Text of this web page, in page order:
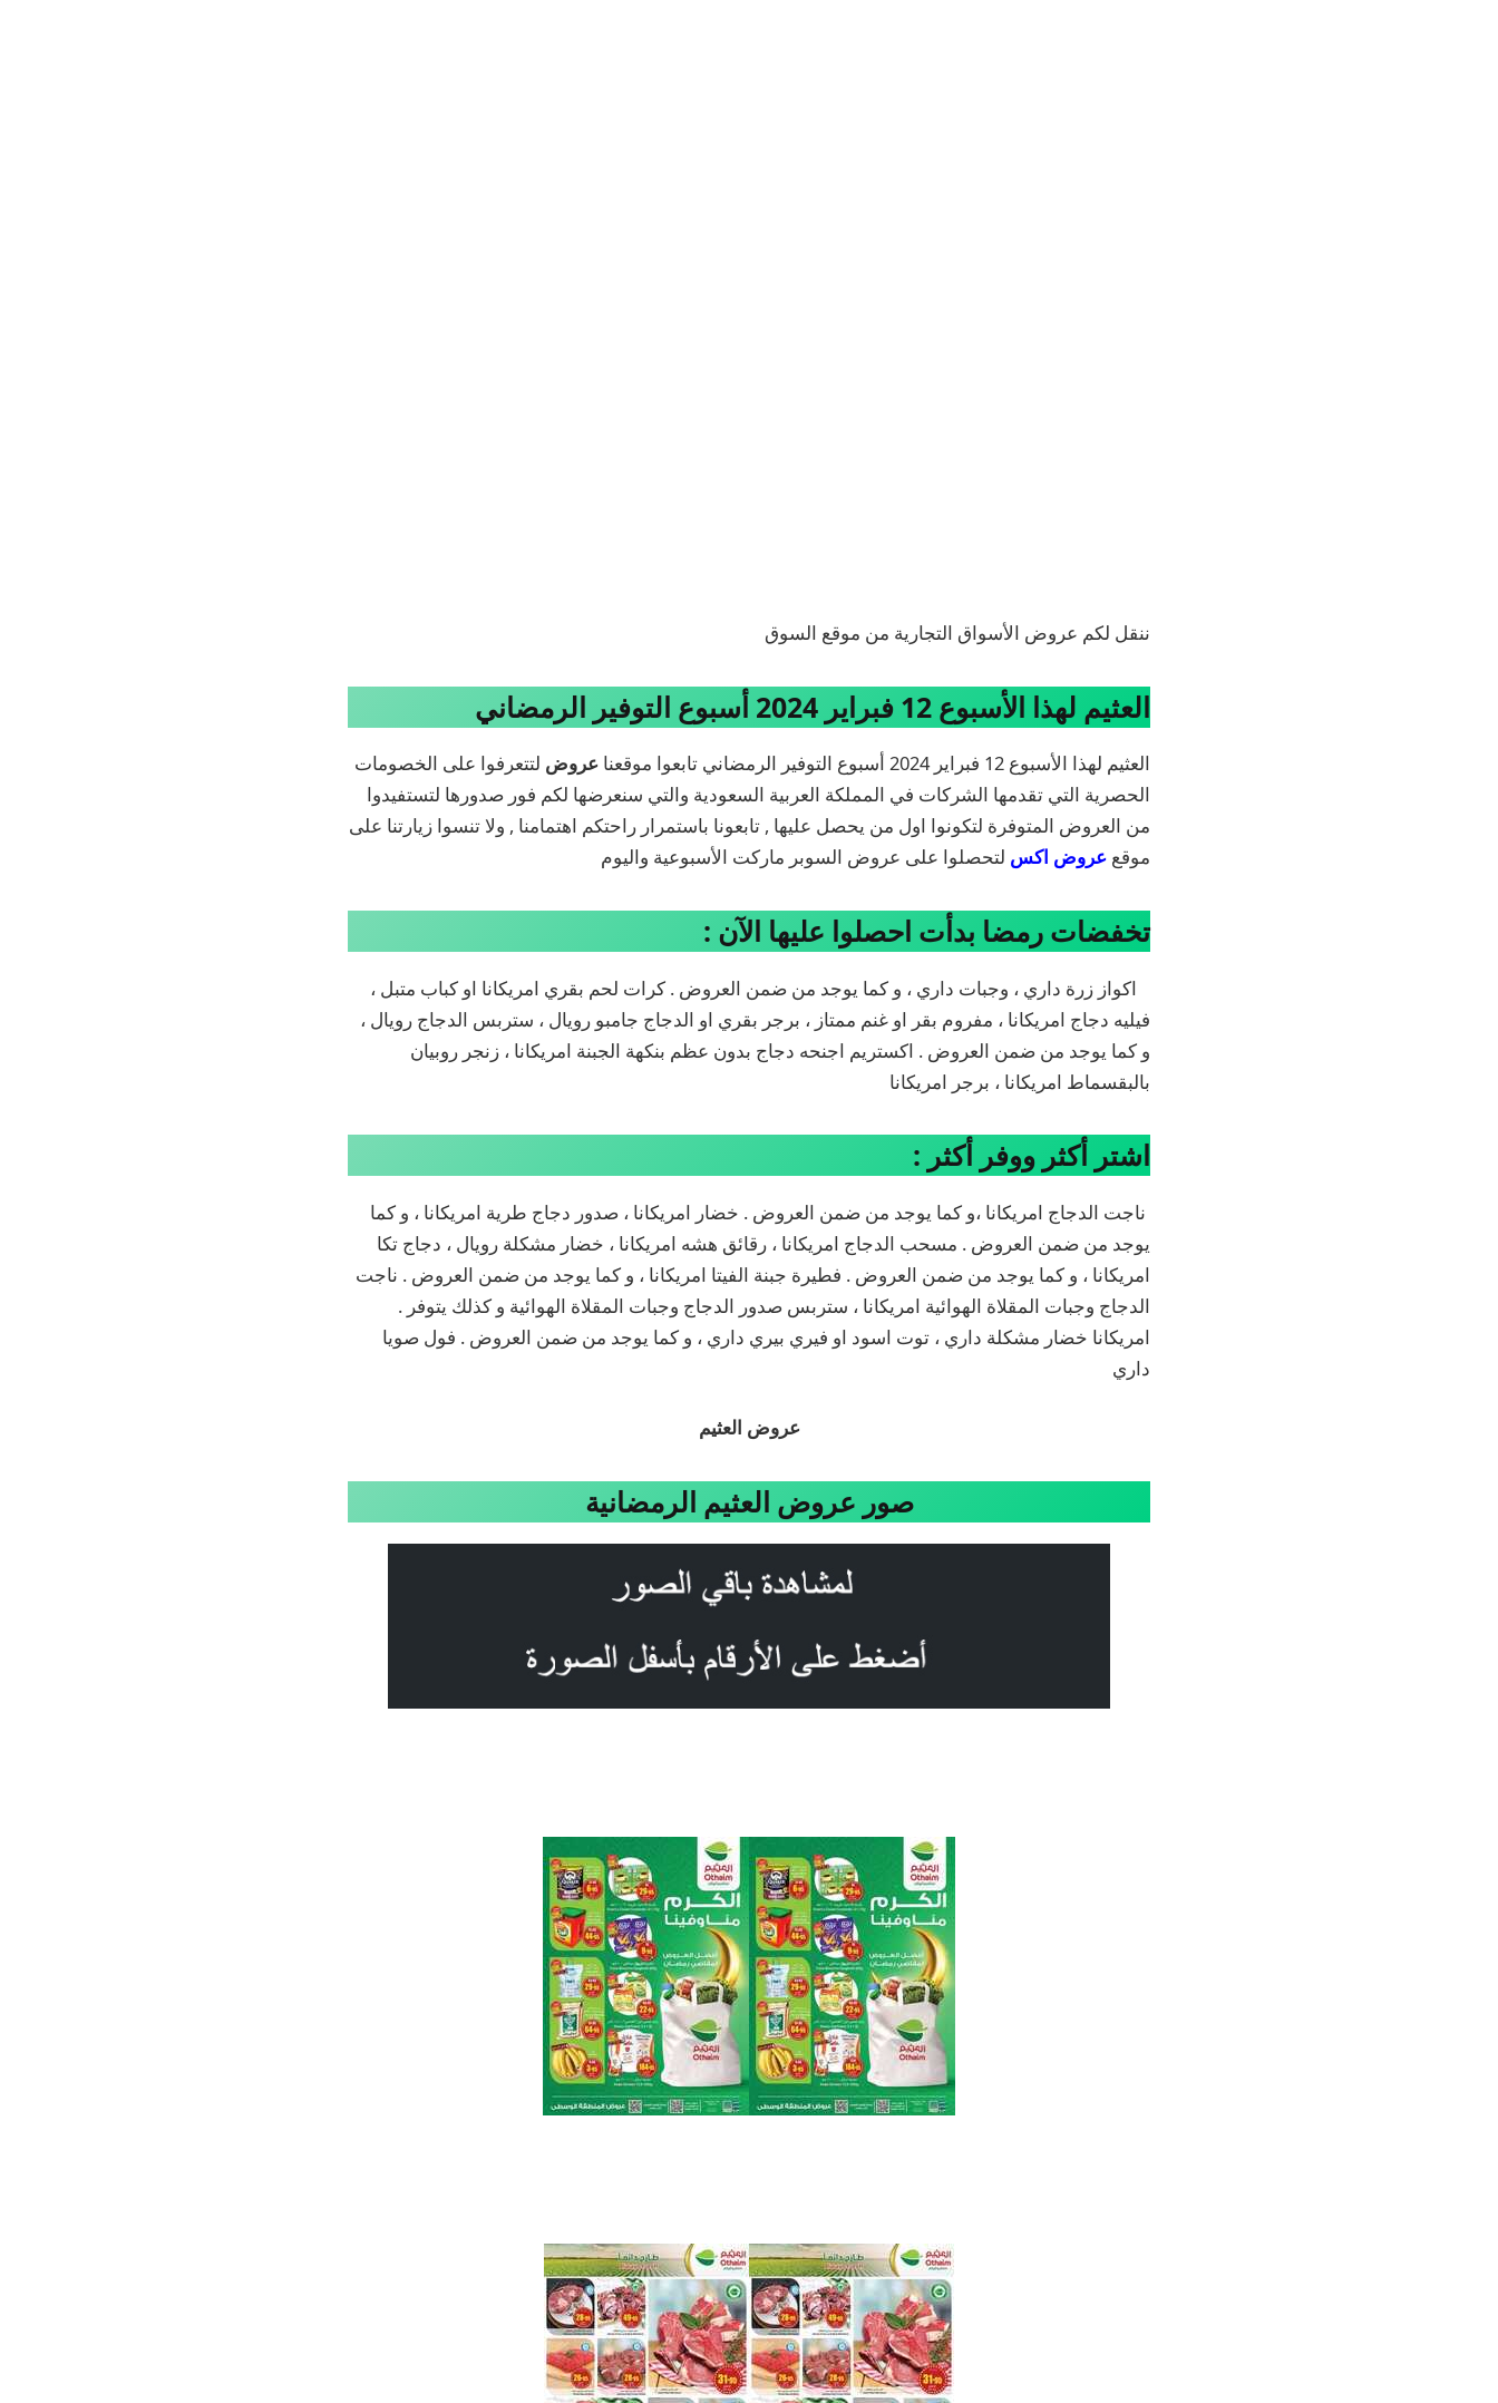
ننقل لكم عروض الأسواق التجارية من موقع السوق
العثيم لهذا الأسبوع 12 فبراير 2024 أسبوع التوفير الرمضاني
العثيم لهذا الأسبوع 12 فبراير 2024 أسبوع التوفير الرمضاني تابعوا موقعنا عروض لتتعرفوا على الخصومات
الحصرية التي تقدمها الشركات في المملكة العربية السعودية والتي سنعرضها لكم فور صدورها لتستفيدوا
من العروض المتوفرة لتكونوا اول من يحصل عليها , تابعونا باستمرار راحتكم اهتمامنا , ولا تنسوا زيارتنا على
موقع عروض اكس لتحصلوا على عروض السوبر ماركت الأسبوعية واليوم
تخفضات رمضا بدأت احصلوا عليها الآن :
اكواز زرة داري ، وجبات داري ، و كما يوجد من ضمن العروض . كرات لحم بقري امريكانا او كباب متبل ،
فيليه دجاج امريكانا ، مفروم بقر او غنم ممتاز ، برجر بقري او الدجاج جامبو رويال ، ستربس الدجاج رويال ،
و كما يوجد من ضمن العروض . اكستريم اجنحه دجاج بدون عظم بنكهة الجبنة امريكانا ، زنجر روبيان
بالبقسماط امريكانا ، برجر امريكانا
اشتر أكثر ووفر أكثر :
ناجت الدجاج امريكانا ،و كما يوجد من ضمن العروض . خضار امريكانا ، صدور دجاج طرية امريكانا ، و كما
يوجد من ضمن العروض . مسحب الدجاج امريكانا ، رقائق هشه امريكانا ، خضار مشكلة رويال ، دجاج تكا
امريكانا ، و كما يوجد من ضمن العروض . فطيرة جبنة الفيتا امريكانا ، و كما يوجد من ضمن العروض . ناجت
الدجاج وجبات المقلاة الهوائية امريكانا ، ستربس صدور الدجاج وجبات المقلاة الهوائية و كذلك يتوفر .
امريكانا خضار مشكلة داري ، توت اسود او فيري بيري داري ، و كما يوجد من ضمن العروض . فول صويا
داري
عروض العثيم
صور عروض العثيم الرمضانية